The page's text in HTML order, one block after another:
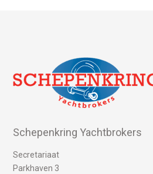
Schepenkring Yachtbrokers
Secretariaat
Parkhaven 3